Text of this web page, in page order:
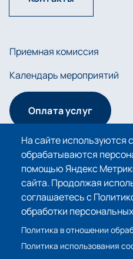
На сайте используются
обрабатываются
помощью Яндекс
сайта. Продолжая
соглашаетесь с
обработки
Политика в отношении
Политика использования
Приемная комиссия
Календарь мероприятий
Оплата услуг
Сведения об
Политика в отношении
данных
Политика использования